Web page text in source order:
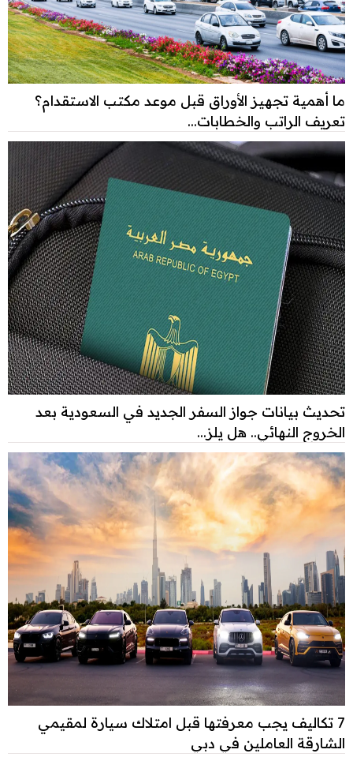
ما أهمية تجهيز الأوراق قبل موعد مكتب الاستقدام؟
تعريف الراتب والخطابات...
تحديث بيانات جواز السفر الجديد في السعودية بعد
الخروج النهائي.. هل يلز...
7 تكاليف يجب معرفتها قبل امتلاك سيارة لمقيمي
الشارقة العاملين في دبي